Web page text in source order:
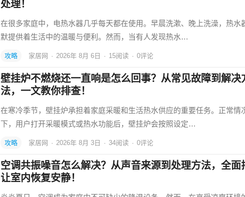
处理！
在很多家庭中，电热水器几乎每天都在使用。早晨洗漱、晚上洗澡，热水
默提供着生活中的温暖与便利。然而，当有人发现热水…
攻略 家居网 · 2026年 8月 6日 · 15阅读 · 0评论
壁挂炉不燃烧还一直响是怎么回事？从常见故障到解决
法，一文教你排查！
在寒冷季节，壁挂炉承担着家庭采暖和生活热水供应的重要任务。正常情
下，用户打开采暖模式或热水功能后，壁挂炉会按照设定…
攻略 家居网 · 2026年 8月 3日 · 34阅读 · 0评论
空调共振噪音怎么解决？从声音来源到处理方法，全面
让室内恢复安静！